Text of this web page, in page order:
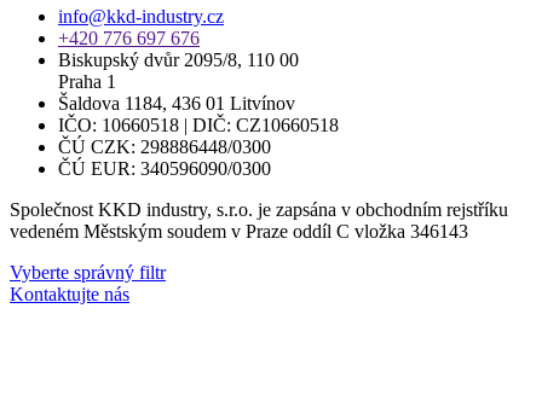
info@kkd-industry.cz
+420 776 697 676
Biskupský dvůr 2095/8, 110 00
Praha 1
Šaldova 1184, 436 01 Litvínov
IČO: 10660518 | DIČ: CZ10660518
ČÚ CZK: 298886448/0300
ČÚ EUR: 340596090/0300
Společnost KKD industry, s.r.o. je zapsána v obchodním rejstříku
vedeném Městským soudem v Praze oddíl C vložka 346143
Vyberte správný filtr
Kontaktujte nás